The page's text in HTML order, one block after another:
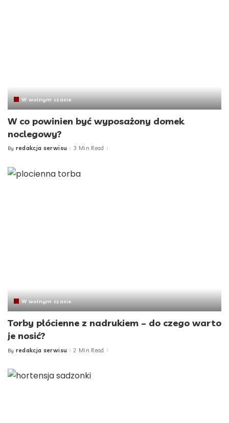
W wolnym czasie
W co powinien być wyposażony domek
noclegowy?
Posted
By redakcja serwisu 3 Min Read
W wolnym czasie
Torby płócienne z nadrukiem – do czego warto
je nosić?
Posted
By redakcja serwisu 2 Min Read